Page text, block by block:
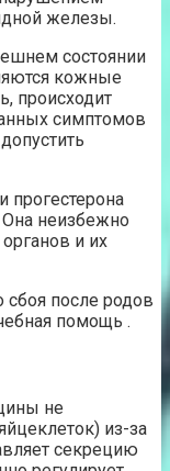
железы.
состоянии
кожные
происходит
симптомов
прогестерона
Она неизбежно
и их
сбоя после родов
помощь .
не
из-за
секрецию